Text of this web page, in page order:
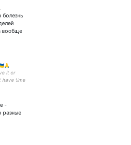
болезнь
вообще
it or
have time
-
разные